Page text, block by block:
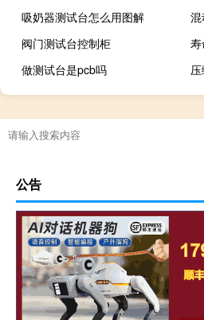
吸奶器测试台怎么用图解
阀门测试台控制柜
做测试台是pcb吗
公告